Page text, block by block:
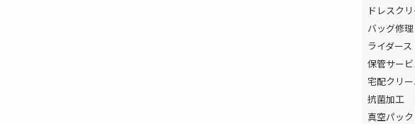
ドレスク
バッグ修理
ライダース
保管サービ
宅配クリ
抗菌加工
真空パック